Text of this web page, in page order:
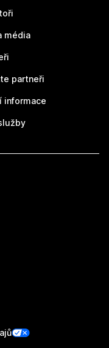
média
partneři
informace